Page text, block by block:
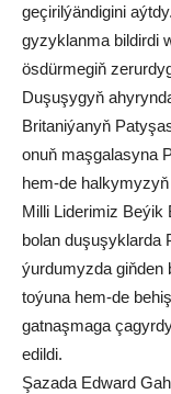
geçirilýändigini
gyzyklanma bildirdi
ösdürmegiň
Duşuşygyň
Britaniýanyň
onuň maşgalasyna
hem-de
Milli Liderimiz
bolan duşuşyklarda
ýurdumyzda
toýuna hem-de
gatnaşmaga
edildi.
Şazada Edward